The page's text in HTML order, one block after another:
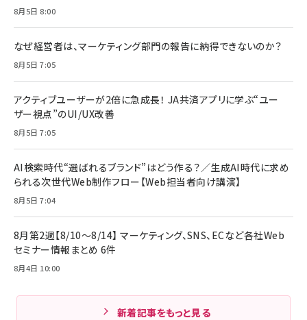
8月5日 8:00
なぜ経営者は、マーケティング部門の報告に納得できないのか？
8月5日 7:05
アクティブユーザーが2倍に急成長！ JA共済アプリに学ぶ“ユー
ザー視点”のUI/UX改善
8月5日 7:05
AI検索時代“選ばれるブランド”はどう作る？／生成AI時代に求め
られる次世代Web制作フロー【Web担当者向け講演】
8月5日 7:04
8月第2週【8/10～8/14】 マーケティング、SNS、ECなど各社Web
セミナー情報まとめ 6件
8月4日 10:00
新着記事をもっと見る